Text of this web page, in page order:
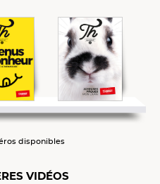
disponibles
VIDÉOS